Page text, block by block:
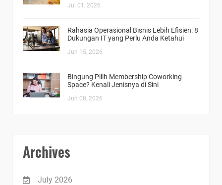
Jul 01, 2026
Rahasia Operasional Bisnis Lebih Efisien: 8
Dukungan IT yang Perlu Anda Ketahui
Jun 15, 2026
Bingung Pilih Membership Coworking
Space? Kenali Jenisnya di Sini
Jun 08, 2026
Archives
July 2026